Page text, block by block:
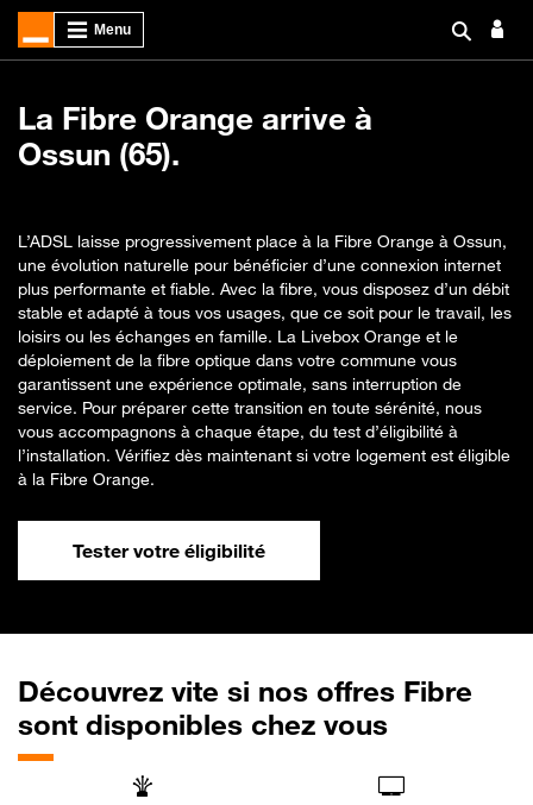
La Fibre Orange arrive à
Ossun (65).
L’ADSL laisse progressivement place à la Fibre Orange à Ossun,
une évolution naturelle pour bénéficier d’une connexion internet
plus performante et fiable. Avec la fibre, vous disposez d’un débit
stable et adapté à tous vos usages, que ce soit pour le travail, les
loisirs ou les échanges en famille. La Livebox Orange et le
déploiement de la fibre optique dans votre commune vous
garantissent une expérience optimale, sans interruption de
service. Pour préparer cette transition en toute sérénité, nous
vous accompagnons à chaque étape, du test d’éligibilité à
l’installation. Vérifiez dès maintenant si votre logement est éligible
à la Fibre Orange.
Tester votre éligibilité
Découvrez vite si nos offres Fibre
sont disponibles chez vous